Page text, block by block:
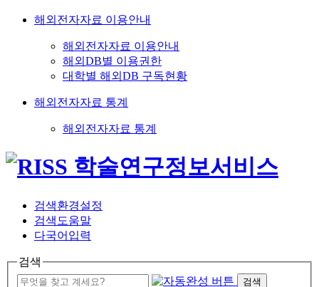
해외전자자료 이용안내
해외전자자료 이용안내
해외DB별 이용권한
대학별 해외DB 구독현황
해외전자자료 통계
해외전자자료 통계
검색환경설정
검색도움말
다국어입력
검색
검색